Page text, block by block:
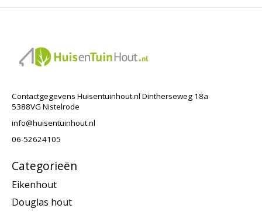
Contactgegevens Huisentuinhout.nl Dintherseweg 18a
5388VG Nistelrode
info@huisentuinhout.nl
06-52624105
Categorieën
Eikenhout
Douglas hout